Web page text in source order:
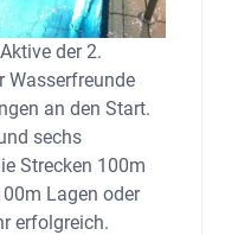
der 2.
an den Start.
sechs
Strecken 100m
Lagen oder
erfolgreich.